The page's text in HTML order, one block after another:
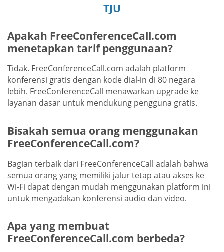
TJU
Apakah FreeConferenceCall.com
menetapkan tarif penggunaan?
Tidak. FreeConferenceCall.com adalah platform
konferensi gratis dengan kode dial-in di 80 negara
lebih. FreeConferenceCall menawarkan upgrade ke
layanan dasar untuk mendukung pengguna gratis.
Bisakah semua orang menggunakan
FreeConferenceCall.com?
Bagian terbaik dari FreeConferenceCall adalah bahwa
semua orang yang memiliki jalur tetap atau akses ke
Wi-Fi dapat dengan mudah menggunakan platform ini
untuk mengadakan konferensi audio dan video.
Apa yang membuat
FreeConferenceCall.com berbeda?